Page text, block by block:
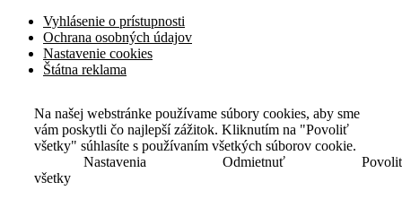
Vyhlásenie o prístupnosti
Ochrana osobných údajov
Nastavenie cookies
Štátna reklama
Na našej webstránke používame súbory cookies, aby sme
vám poskytli čo najlepší zážitok. Kliknutím na "Povoliť
všetky" súhlasíte s používaním všetkých súborov cookie.
Nastavenia
Odmietnuť
všetky